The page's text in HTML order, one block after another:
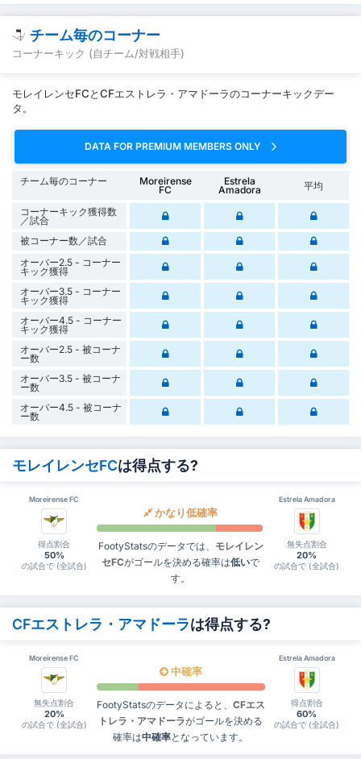
チーム毎のコーナー
コーナーキック (自チーム/対戦相手)
モレイレンセFCとCFエストレラ・アマドーラのコーナーキックデー
タ。
DATA FOR PREMIUM MEMBERS ONLY
チーム毎のコーナー Moreirense
FC
Estrela
Amadora 平均
コーナーキック獲得数
／試合
被コーナー数／試合
オーバー2.5 - コーナー
キック獲得
オーバー3.5 - コーナー
キック獲得
オーバー4.5 - コーナー
キック獲得
オーバー2.5 - 被コーナ
ー数
オーバー3.5 - 被コーナ
ー数
オーバー4.5 - 被コーナ
ー数
モレイレンセFCは得点する?
Moreirense FC Estrela Amadora
得点割合
50%
の試合で (全試合)
かなり低確率
FootyStatsのデータでは、 モレイレン
セFCがゴールを決める確率は低いで
す。
無失点割合
20%
の試合で (全試合)
CFエストレラ・アマドーラは得点する?
Moreirense FC Estrela Amadora
無失点割合
20%
の試合で (全試合)
中確率
FootyStatsのデータによると、 CFエス
トレラ・アマドーラがゴールを決める
確率は中確率となっています。
得点割合
60%
の試合で (全試合)